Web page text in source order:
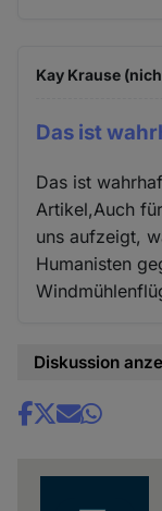
Kay Krause
Das ist
Das ist
Artikel,Auch
uns aufzeigt,
Humanisten
Diskussion
Share